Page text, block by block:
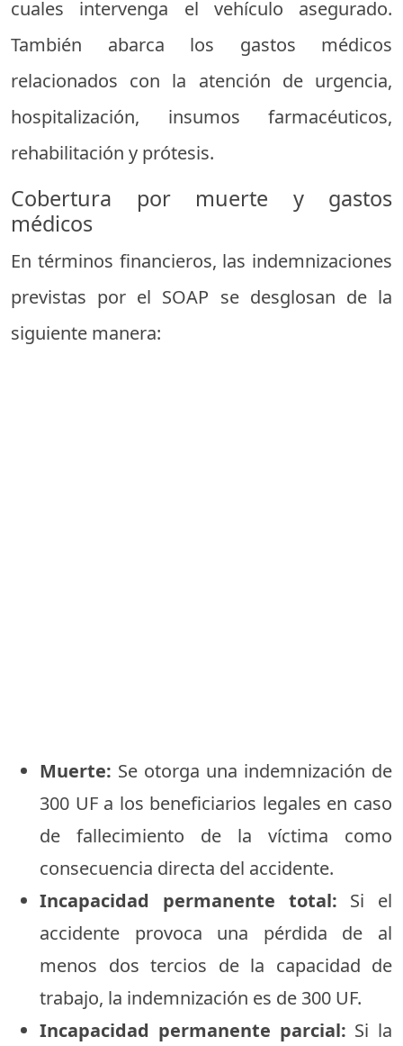
cuales intervenga el vehículo asegurado.
También abarca los gastos médicos
relacionados con la atención de urgencia,
hospitalización, insumos farmacéuticos,
rehabilitación y prótesis.
Cobertura por muerte y gastos
médicos
En términos financieros, las indemnizaciones
previstas por el SOAP se desglosan de la
siguiente manera:
Muerte: Se otorga una indemnización de
300 UF a los beneficiarios legales en caso
de fallecimiento de la víctima como
consecuencia directa del accidente.
Incapacidad permanente total: Si el
accidente provoca una pérdida de al
menos dos tercios de la capacidad de
trabajo, la indemnización es de 300 UF.
Incapacidad permanente parcial: Si la